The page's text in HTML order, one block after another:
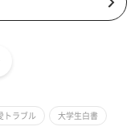
トラブル 大学生白書